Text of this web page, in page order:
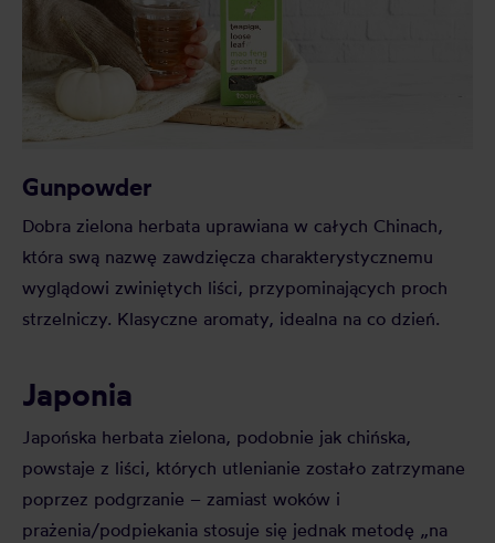
Gunpowder
Dobra zielona herbata uprawiana w całych Chinach,
która swą nazwę zawdzięcza charakterystycznemu
wyglądowi zwiniętych liści, przypominających proch
strzelniczy. Klasyczne aromaty, idealna na co dzień.
Japonia
Japońska herbata zielona, podobnie jak chińska,
powstaje z liści, których utlenianie zostało zatrzymane
poprzez podgrzanie – zamiast woków i
prażenia/podpiekania stosuje się jednak metodę „na